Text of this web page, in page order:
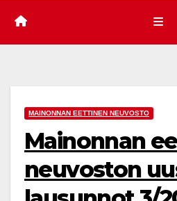
MAINONNAN EETTINEN NEUVOSTO
Mainonnan
neuvoston